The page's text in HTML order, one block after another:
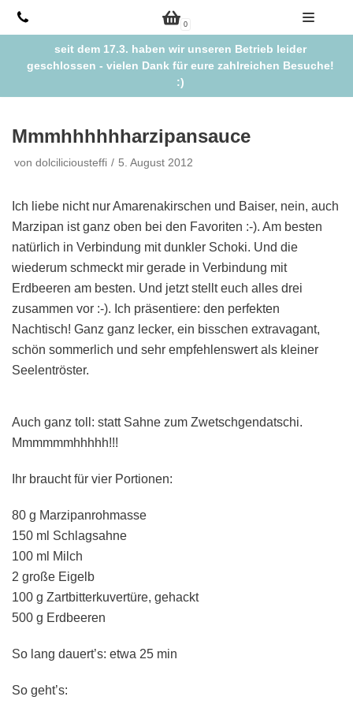
Zum
Inhalt
springen
0
seit dem 17.3. haben wir unseren Betrieb leider
geschlossen - vielen Dank für eure zahlreichen Besuche!
:)
Mmmhhhhhharzipansauce
von dolciliciousteffi 5. August 2012
Ich liebe nicht nur Amarenakirschen und Baiser, nein, auch
Marzipan ist ganz oben bei den Favoriten :-). Am besten
natürlich in Verbindung mit dunkler Schoki. Und die
wiederum schmeckt mir gerade in Verbindung mit
Erdbeeren am besten. Und jetzt stellt euch alles drei
zusammen vor :-). Ich präsentiere: den perfekten
Nachtisch! Ganz ganz lecker, ein bisschen extravagant,
schön sommerlich und sehr empfehlenswert als kleiner
Seelentröster.
Auch ganz toll: statt Sahne zum Zwetschgendatschi.
Mmmmmmhhhhh!!!
Ihr braucht für vier Portionen:
80 g Marzipanrohmasse
150 ml Schlagsahne
100 ml Milch
2 große Eigelb
100 g Zartbitterkuvertüre, gehackt
500 g Erdbeeren
So lang dauert’s: etwa 25 min
So geht’s: